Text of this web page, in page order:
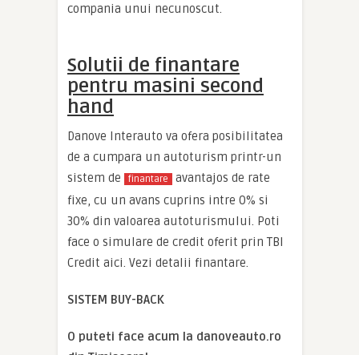
compania unui necunoscut.
Solutii de finantare
pentru masini second
hand
Danove Interauto va ofera posibilitatea
de a cumpara un autoturism printr-un
sistem de
finantare
avantajos de rate
fixe, cu un avans cuprins intre 0% si
30% din valoarea autoturismului. Poti
face o simulare de credit oferit prin TBI
Credit aici. Vezi detalii finantare.
SISTEM BUY-BACK
O puteti face acum la danoveauto.ro